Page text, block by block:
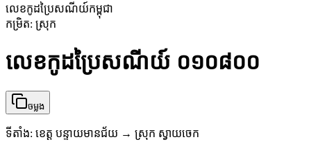
លេខកូដប្រៃសណីយ៍កម្ពុជា
កម្រិត: ស្រុក
លេខកូដប្រៃសណីយ៍ ០១០៨០០
ចម្លង
ទីតាំង: ខេត្ត បន្ទាយមានជ័យ → ស្រុក ស្វាយចេក